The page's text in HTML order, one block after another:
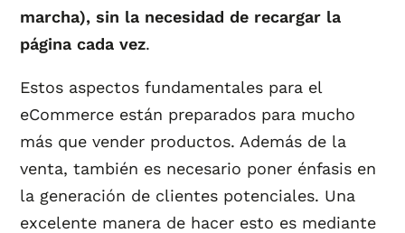
marcha), sin la necesidad de recargar la
página cada vez.
Estos aspectos fundamentales para el
eCommerce están preparados para mucho
más que vender productos. Además de la
venta, también es necesario poner énfasis en
la generación de clientes potenciales. Una
excelente manera de hacer esto es mediante